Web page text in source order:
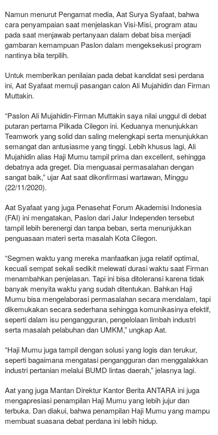
Namun menurut Pengamat media, Aat Surya Syafaat, bahwa
cara penyampaian saat menjelaskan Visi-Misi, program atau
pada saat menjawab pertanyaan dalam debat bisa menjadi
gambaran kemampuan Paslon dalam mengeksekusi program
nantinya bila terpilih.
Untuk memberikan penilaian pada debat kandidat sesi perdana
ini, Aat Syafaat memuji pasangan calon Ali Mujahidin dan Firman
Muttakin.
“Paslon Ali Mujahidin-Firman Muttakin saya nilai unggul di debat
putaran pertama Pilkada Cilegon ini. Keduanya menunjukkan
Teamwork yang solid dan saling melengkapi serta menunjukkan
semangat dan antusiasme yang tinggi. Lebih khusus lagi, Ali
Mujahidin alias Haji Mumu tampil prima dan excellent, sehingga
debatnya ada greget. Dia menguasai permasalahan dengan
sangat baik,” ujar Aat saat dikonfirmasi wartawan, Minggu
(22/11/2020).
Aat Syafaat yang juga Penasehat Forum Akademisi Indonesia
(FAI) ini mengatakan, Paslon dari Jalur Independen tersebut
tampil lebih berenergi dan tanpa beban, serta menunjukkan
penguasaan materi serta masalah Kota Cilegon.
“Segmen waktu yang mereka manfaatkan juga relatif optimal,
kecuali sempat sekali sedikit melewati durasi waktu saat Firman
menambahkan penjelasan. Tapi ini bisa ditoleransi karena tidak
banyak menyita waktu yang sudah ditentukan. Bahkan Haji
Mumu bisa mengelaborasi permasalahan secara mendalam, tapi
dikemukakan secara sederhana sehingga komunikasinya efektif,
seperti dalam isu pengangguran, pengelolaan limbah industri
serta masalah pelabuhan dan UMKM,” ungkap Aat.
“Haji Mumu juga tampil dengan solusi yang logis dan terukur,
seperti bagaimana mengatasi pengangguran dan menggalakkan
industri pertanian melalui BUMD lintas daerah,” jelasnya lagi.
Aat yang juga Mantan Direktur Kantor Berita ANTARA ini juga
mengapresiasi penampilan Haji Mumu yang lebih jujur dan
terbuka. Dan diakui, bahwa penampilan Haji Mumu yang mampu
membuat suasana debat perdana ini lebih hidup.